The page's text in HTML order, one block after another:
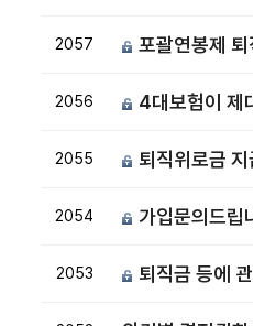
2057 포괄연봉제 퇴
2056 4대보험이 제
2055 퇴직위로금 지
2054 가입문의드립
2053 퇴직금 등에